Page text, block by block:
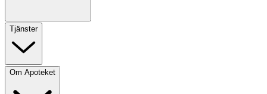
Tjänster
Om Apoteket